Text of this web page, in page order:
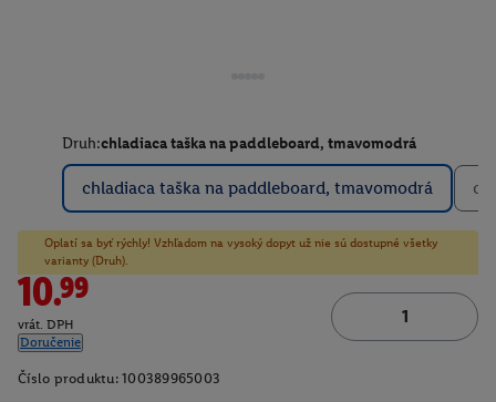
Druh:chladiaca taška na paddleboard, tmavomodrá
chladiaca taška na paddleboard, tmavomodrá
Oplatí sa byť rýchly! Vzhľadom na vysoký dopyt už nie sú dostupné všetky
varianty (Druh).
10.99
vrát. DPH
Doručenie
Číslo produktu: 100389965003